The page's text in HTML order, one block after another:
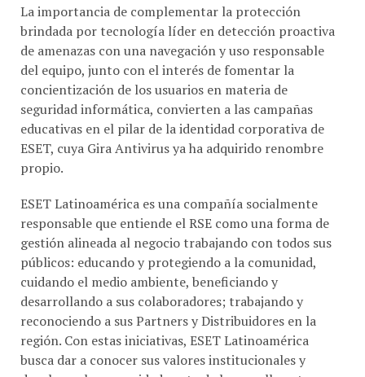
La importancia de complementar la protección
brindada por tecnología líder en detección proactiva
de amenazas con una navegación y uso responsable
del equipo, junto con el interés de fomentar la
concientización de los usuarios en materia de
seguridad informática, convierten a las campañas
educativas en el pilar de la identidad corporativa de
ESET, cuya Gira Antivirus ya ha adquirido renombre
propio.
ESET Latinoamérica es una compañía socialmente
responsable que entiende el RSE como una forma de
gestión alineada al negocio trabajando con todos sus
públicos: educando y protegiendo a la comunidad,
cuidando el medio ambiente, beneficiando y
desarrollando a sus colaboradores; trabajando y
reconociendo a sus Partners y Distribuidores en la
región. Con estas iniciativas, ESET Latinoamérica
busca dar a conocer sus valores institucionales y